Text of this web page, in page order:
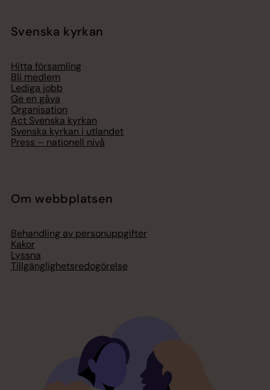
Svenska kyrkan
Hitta församling
Bli medlem
Lediga jobb
Ge en gåva
Organisation
Act Svenska kyrkan
Svenska kyrkan i utlandet
Press – nationell nivå
Om webbplatsen
Behandling av personuppgifter
Kakor
Lyssna
Tillgänglighetsredogörelse